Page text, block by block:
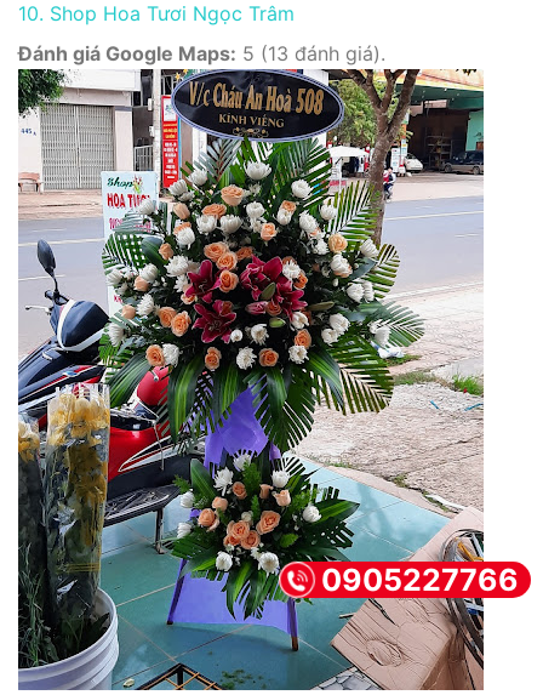
10. Shop Hoa Tươi Ngọc Trâm
Đánh giá Google Maps: 5 (13 đánh giá).
0905227766